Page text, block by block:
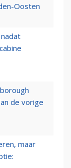
Oosten
de vorige
maar